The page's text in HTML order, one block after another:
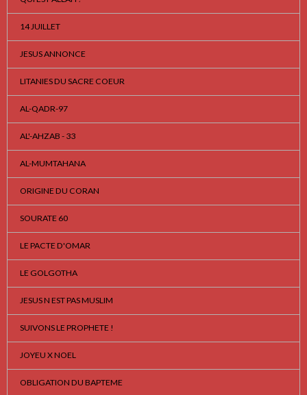
14 JUILLET
JESUS ANNONCE
LITANIES DU SACRE COEUR
AL-QADR-97
AL'-AHZAB - 33
AL-MUMTAHANA
ORIGINE DU CORAN
SOURATE 60
LE PACTE D'OMAR
LE GOLGOTHA
JESUS N EST PAS MUSLIM
SUIVONS LE PROPHETE !
JOYEU X NOEL
OBLIGATION DU BAPTEME